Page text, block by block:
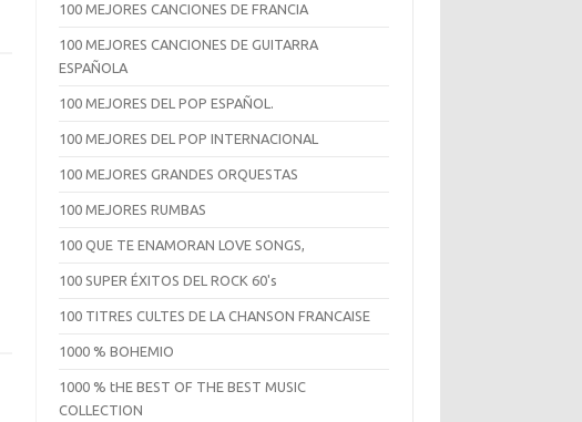
100 MEJORES CANCIONES DE FRANCIA
100 MEJORES CANCIONES DE GUITARRA
ESPAÑOLA
100 MEJORES DEL POP ESPAÑOL.
100 MEJORES DEL POP INTERNACIONAL
100 MEJORES GRANDES ORQUESTAS
100 MEJORES RUMBAS
100 QUE TE ENAMORAN LOVE SONGS,
100 SUPER ÉXITOS DEL ROCK 60's
100 TITRES CULTES DE LA CHANSON FRANCAISE
1000 % BOHEMIO
1000 % tHE BEST OF THE BEST MUSIC
COLLECTION